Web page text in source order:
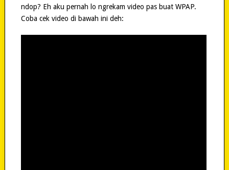
ndop? Eh aku pernah lo ngrekam video pas buat WPAP.
Coba cek video di bawah ini deh: